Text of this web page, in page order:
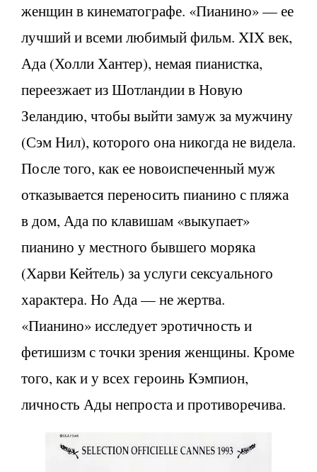
женщин в кинематографе. «Пианино» — ее
лучший и всеми любимый фильм. XIX век,
Ада (Холли Хантер), немая пианистка,
переезжает из Шотландии в Новую
Зеландию, чтобы выйти замуж за мужчину
(Сэм Нил), которого она никогда не видела.
После того, как ее новоиспеченный муж
отказывается переносить пианино с пляжа
в дом, Ада по клавишам «выкупает»
пианино у местного бывшего моряка
(Харви Кейтель) за услуги сексуального
характера. Но Ада — не жертва.
«Пианино» исследует эротичность и
фетишизм с точки зрения женщины. Кроме
того, как и у всех героинь Кэмпион,
личность Ады непроста и противоречива.